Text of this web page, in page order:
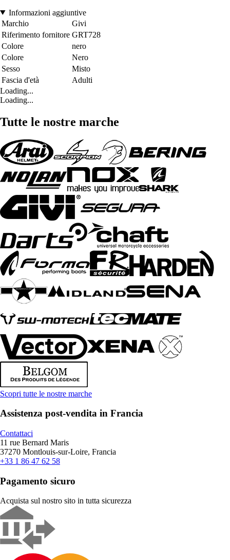
Informazioni aggiuntive
Marchio
Givi
Riferimento fornitore GRT728
Colore
nero
Colore
Nero
Sesso
Misto
Fascia d'età
Adulti
Loading...
Loading...
Tutte le nostre marche
Scopri tutte le nostre marche
Assistenza post-vendita in Francia
Contattaci
11 rue Bernard Maris
37270 Montlouis-sur-Loire, Francia
+33 1 86 47 62 58
Pagamento sicuro
Acquista sul nostro sito in tutta sicurezza